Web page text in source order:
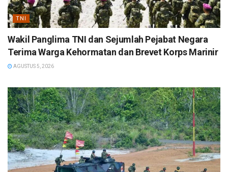
TNI
Wakil Panglima TNI dan Sejumlah Pejabat Negara
Terima Warga Kehormatan dan Brevet Korps Marinir
AGUSTUS 5, 2026